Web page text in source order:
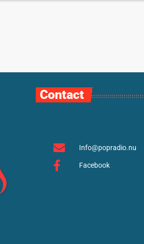
Contact
Info@popradio.nu
Facebook